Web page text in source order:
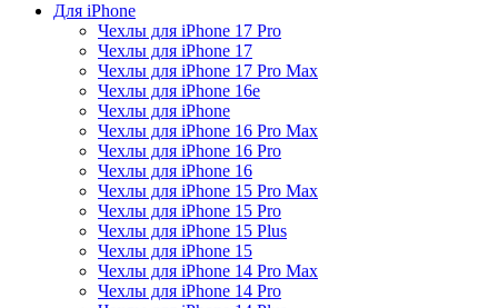
Для iPhone
Чехлы для iPhone 17 Pro
Чехлы для iPhone 17
Чехлы для iPhone 17 Pro Max
Чехлы для iPhone 16e
Чехлы для iPhone
Чехлы для iPhone 16 Pro Max
Чехлы для iPhone 16 Pro
Чехлы для iPhone 16
Чехлы для iPhone 15 Pro Max
Чехлы для iPhone 15 Pro
Чехлы для iPhone 15 Plus
Чехлы для iPhone 15
Чехлы для iPhone 14 Pro Max
Чехлы для iPhone 14 Pro